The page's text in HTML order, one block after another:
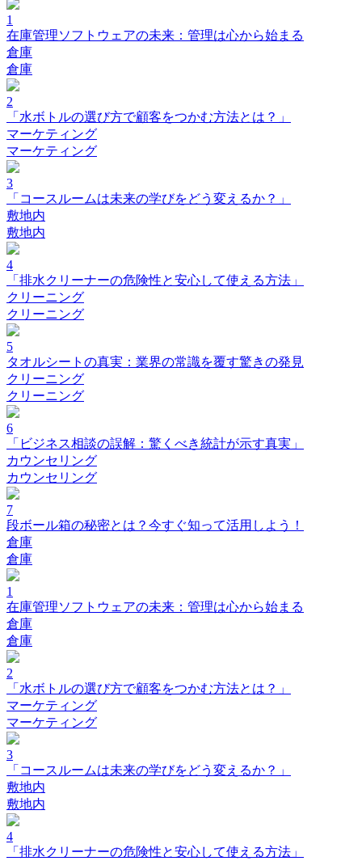
1
在庫管理ソフトウェアの未来：管理は心から始まる
倉庫
倉庫
2
「水ボトルの選び方で顧客をつかむ方法とは？」
マーケティング
マーケティング
3
「コースルームは未来の学びをどう変えるか？」
敷地内
敷地内
4
「排水クリーナーの危険性と安心して使える方法」
クリーニング
クリーニング
5
タオルシートの真実：業界の常識を覆す驚きの発見
クリーニング
クリーニング
6
「ビジネス相談の誤解：驚くべき統計が示す真実」
カウンセリング
カウンセリング
7
段ボール箱の秘密とは？今すぐ知って活用しよう！
倉庫
倉庫
1
在庫管理ソフトウェアの未来：管理は心から始まる
倉庫
倉庫
2
「水ボトルの選び方で顧客をつかむ方法とは？」
マーケティング
マーケティング
3
「コースルームは未来の学びをどう変えるか？」
敷地内
敷地内
4
「排水クリーナーの危険性と安心して使える方法」